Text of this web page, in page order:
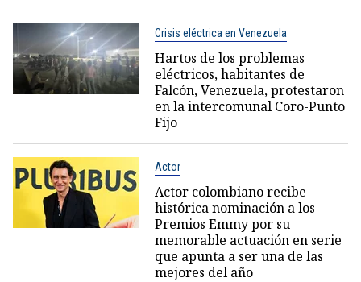
Crisis eléctrica en Venezuela
Hartos de los problemas
eléctricos, habitantes de
Falcón, Venezuela, protestaron
en la intercomunal Coro-Punto
Fijo
Actor
Actor colombiano recibe
histórica nominación a los
Premios Emmy por su
memorable actuación en serie
que apunta a ser una de las
mejores del año